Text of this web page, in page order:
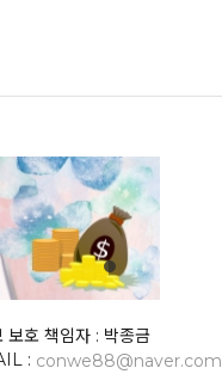
보호 책임자 : 박종금
: conwe88@naver.com